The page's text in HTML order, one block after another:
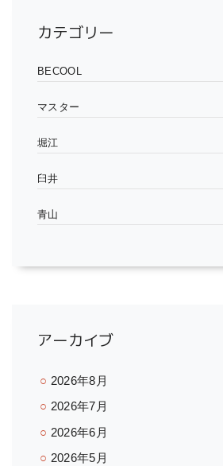
カテゴリー
BECOOL
マスター
堀江
臼井
青山
アーカイブ
2026年8月
2026年7月
2026年6月
2026年5月